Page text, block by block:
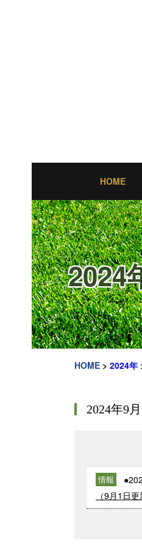
HOME
2024
HOME > 2024年
2024年9
情報
（9月1日